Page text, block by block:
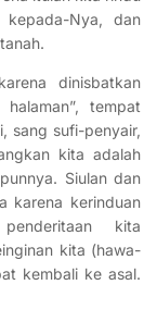
Nya, dan
dinisbatkan
tempat
sang sufi-penyair,
kita adalah
Siulan dan
karena kerinduan
kita
kita (hawa-
kembali ke asal.